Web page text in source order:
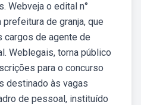
Webveja o edital n°
de granja, que
cargos de agente de
Weblegais, torna público
para o concurso
destinado às vagas
de pessoal, instituído